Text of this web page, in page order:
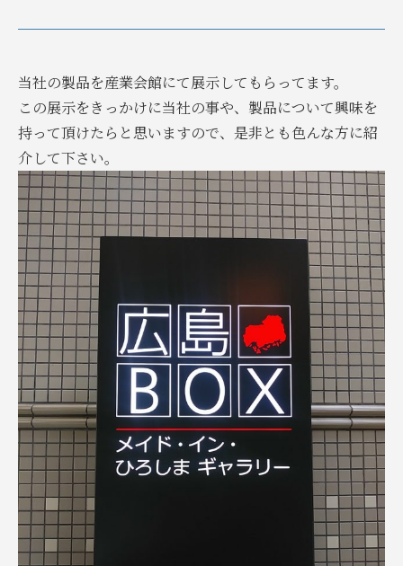
当社の製品を産業会館にて展示してもらってます。
この展示をきっかけに当社の事や、製品について興味を
持って頂けたらと思いますので、是非とも色んな方に紹
介して下さい。